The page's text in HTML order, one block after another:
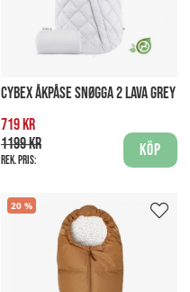
CYBEX ÅKPÅSE SNØGGA 2 LAVA GREY
719 kr
1199 kr
Rek. pris:
Köp
20